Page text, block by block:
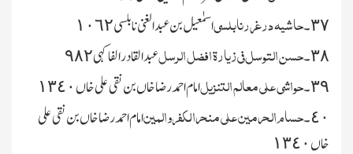
٣٧۔ حاشیہ درغررنابلسیاسمٰعیل بن عبدالغنی نابلسی ١٠٦٢
٣٨۔ حسن التوسل فی زیارۃ افضل الرسلعبدالقادرالفاکہی ٩٨٢
٣٩۔ حواشی علی معالم التنزیلامام احمدرضاخاں بن نقی علی خاں ١٣٤٠
٤٠۔ حسام الحرمین علی منحرالکفروالمینامام احمدرضاخاں بن نقی علی
خاں ١٣٤٠